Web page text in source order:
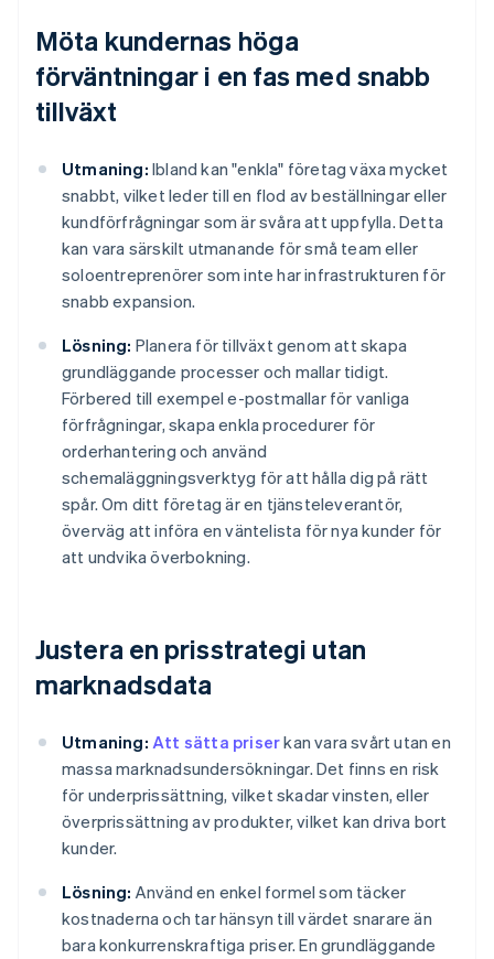
Möta kundernas höga
förväntningar i en fas med snabb
tillväxt
Utmaning: Ibland kan "enkla" företag växa mycket
snabbt, vilket leder till en flod av beställningar eller
kundförfrågningar som är svåra att uppfylla. Detta
kan vara särskilt utmanande för små team eller
soloentreprenörer som inte har infrastrukturen för
snabb expansion.
Lösning: Planera för tillväxt genom att skapa
grundläggande processer och mallar tidigt.
Förbered till exempel e-postmallar för vanliga
förfrågningar, skapa enkla procedurer för
orderhantering och använd
schemaläggningsverktyg för att hålla dig på rätt
spår. Om ditt företag är en tjänsteleverantör,
överväg att införa en väntelista för nya kunder för
att undvika överbokning.
Justera en prisstrategi utan
marknadsdata
Utmaning: Att sätta priserkan vara svårt utan en
massa marknadsundersökningar. Det finns en risk
för underprissättning, vilket skadar vinsten, eller
överprissättning av produkter, vilket kan driva bort
kunder.
Lösning: Använd en enkel formel som täcker
kostnaderna och tar hänsyn till värdet snarare än
bara konkurrenskraftiga priser. En grundläggande